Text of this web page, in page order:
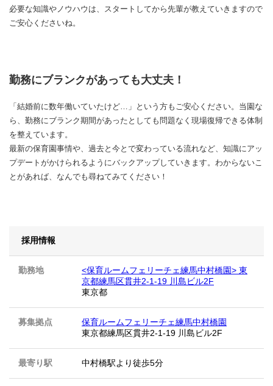
必要な知識やノウハウは、スタートしてから先輩が教えていきますので
ご安心くださいね。
勤務にブランクがあっても大丈夫！
「結婚前に数年働いていたけど…」という方もご安心ください。当園な
ら、勤務にブランク期間があったとしても問題なく現場復帰できる体制
を整えています。
最新の保育園事情や、過去と今とで変わっている流れなど、知識にアッ
プデートがかけられるようにバックアップしていきます。わからないこ
とがあれば、なんでも尋ねてみてください！
採用情報
勤務地
<保育ルームフェリーチェ練馬中村橋園> 東
京都練馬区貫井2-1-19 川島ビル2F
東京都
募集拠点
保育ルームフェリーチェ練馬中村橋園
東京都練馬区貫井2-1-19 川島ビル2F
最寄り駅 中村橋駅より徒歩5分